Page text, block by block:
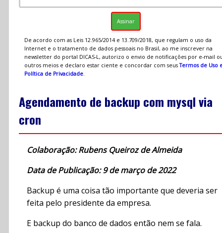
De acordo com as Leis 12.965/2014 e 13.709/2018, que regulam o uso da
Internet e o tratamento de dados pessoais no Brasil, ao me inscrever na
newsletter do portal DICAS-L, autorizo o envio de notificações por e-mail
outros meios e declaro estar ciente e concordar com seusTermos de Uso
Política de Privacidade.
Agendamento de backup com mysql via
cron
Colaboração: Rubens Queiroz de Almeida
Data de Publicação: 9 de março de 2022
Backup é uma coisa tão importante que deveria ser
feita pelo presidente da empresa.
E backup do banco de dados então nem se fala.